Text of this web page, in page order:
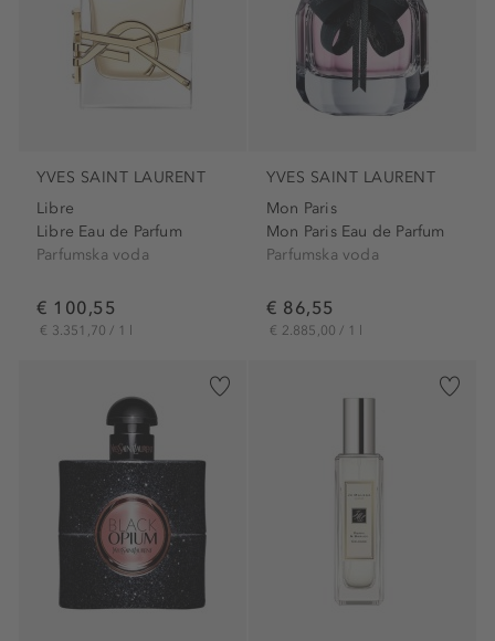
YVES SAINT LAURENT
Libre
Libre Eau de Parfum
Parfumska voda
€ 100,55
€ 3.351,70 / 1 l
YVES SAINT LAURENT
Mon Paris
Mon Paris Eau de Parfum
Parfumska voda
€ 86,55
€ 2.885,00 / 1 l